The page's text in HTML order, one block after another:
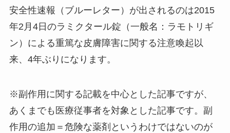
安全性速報（ブルーレター）が出されるのは2015
年2月4日のラミクタール錠（一般名：ラモトリギ
ン）による重篤な皮膚障害に関する注意喚起以
来、4年ぶりになります。
※副作用に関する記載を中心とした記事ですが、
あくまでも医療従事者を対象とした記事です。副
作用の追加＝危険な薬剤というわけではないのが